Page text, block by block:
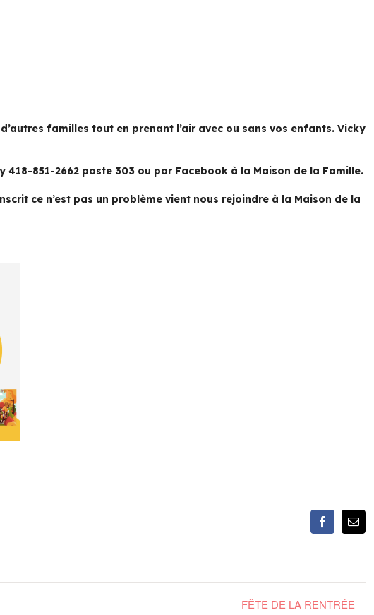
Trois-Pistoles
familles tout en prenant l’air avec ou sans vos enfants. Vicky
851-2662 poste 303 ou par Facebook à la Maison de la Famille.
ce n’est pas un problème vient nous rejoindre à la Maison de la
FacebookEmail
FÊTE DE LA RENTRÉE